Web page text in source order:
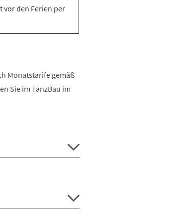
vor den Ferien per
Monatstarife gemäß
Sie im TanzBau im